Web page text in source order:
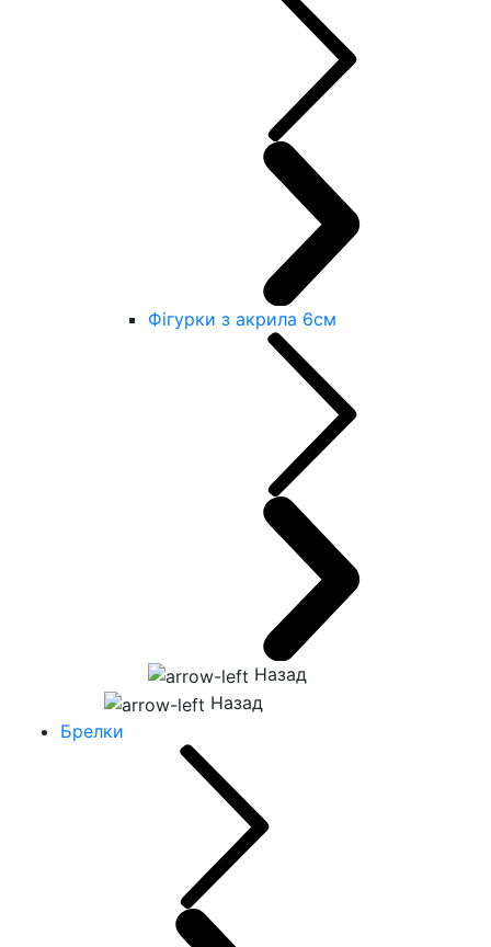
Фігурки з акрила 6см
Назад
Назад
Брелки